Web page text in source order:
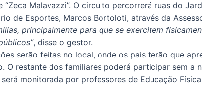
“Zeca Malavazzi”. O circuito percorrerá ruas do
de Esportes, Marcos Bortoloti, através da
principalmente para que se exercitem
, disse o gestor.
serão feitas no local, onde os pais terão que
O restante dos familiares poderá participar sem a
monitorada por professores de Educação Física.